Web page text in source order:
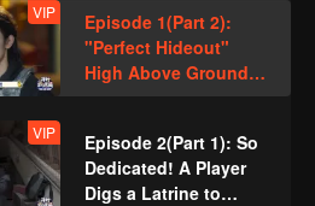
VIP
Episode 1(Part 2):
"Perfect Hideout"
High Above Ground,
Zhang Xindong
Pressure
VIP
Episode 2(Part 1): So
Dedicated! A Player
Digs a Latrine to